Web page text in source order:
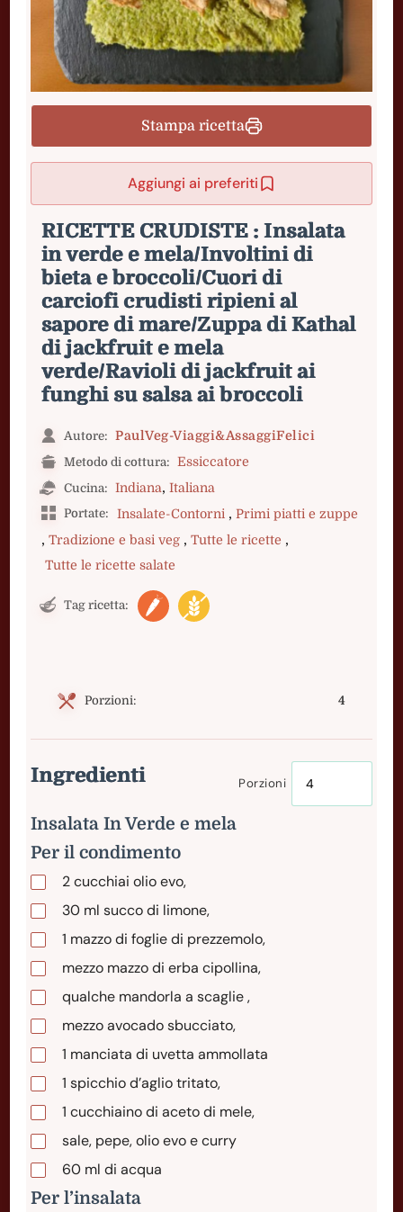
Stampa ricetta
Aggiungi ai preferiti
RICETTE CRUDISTE : Insalata
in verde e mela/Involtini di
bieta e broccoli/Cuori di
carciofi crudisti ripieni al
sapore di mare/Zuppa di Kathal
di jackfruit e mela
verde/Ravioli di jackfruit ai
funghi su salsa ai broccoli
Autore: PaulVeg-Viaggi&AssaggiFelici
Metodo di cottura: Essiccatore
Cucina: Indiana, Italiana
Portate: Insalate-Contorni , Primi piatti e zuppe
, Tradizione e basi veg , Tutte le ricette ,
Tutte le ricette salate
Tag ricetta:
Porzioni: 4
Ingredienti Porzioni
Insalata In Verde e mela
Per il condimento
2cucchiai olio evo,
30 ml succo di limone,
1 mazzodi foglie di prezzemolo,
mezzo mazzo di erba cipollina,
qualche mandorla a scaglie ,
mezzo avocado sbucciato,
1 manciata di uvetta ammollata
1 spicchiod’aglio tritato,
1 cucchiainodi aceto di mele,
sale, pepe, olio evo e curry
60 ml di acqua
Per l’insalata